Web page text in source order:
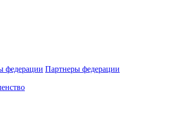
федерации Партнеры федерации